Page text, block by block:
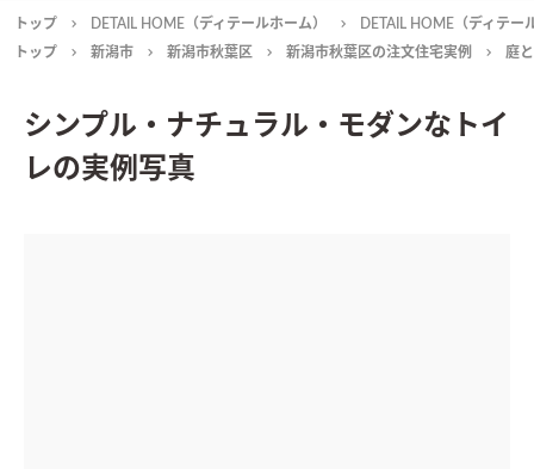
トップ DETAIL HOME（ディテールホーム）
DETAIL HOME（ディテ
トップ
新潟市 新潟市秋葉区 新潟市秋葉区の注文住宅実例 庭
シンプル・ナチュラル・モダンなトイ
レの実例写真